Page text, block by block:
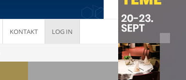
KONTAKT LOG IN